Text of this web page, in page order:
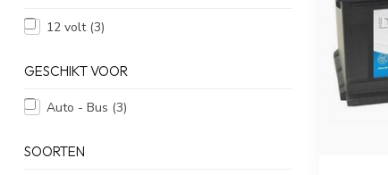
12 volt (3)
GESCHIKT VOOR
Auto - Bus (3)
SOORTEN